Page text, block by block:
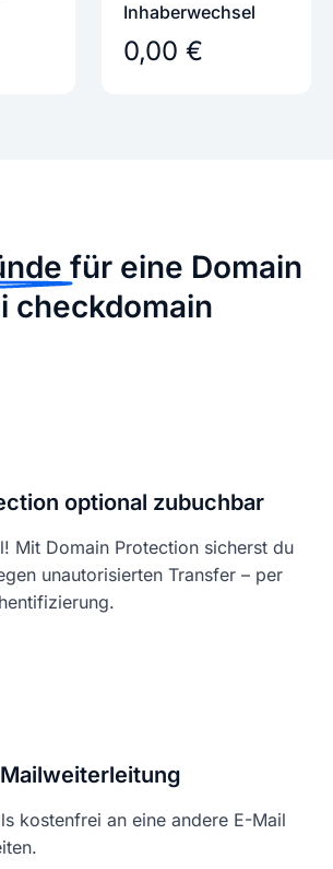
Inhaber­wechsel
0,00 €
für eine Domain
checkdomain
optional zubuchbar
Mit Domain Protection sicherst du
unautorisierten Transfer – per
kostenfrei an eine andere E-Mail